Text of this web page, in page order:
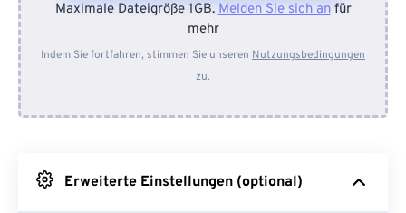
Vom Gerät
Von Dropbox
Maximale Dateigröße 1GB.Melden Sie sich anfür
mehr
Indem Sie fortfahren, stimmen Sie unseren Nutzungsbedingungen
zu.
Erweiterte Einstellungen (optional)